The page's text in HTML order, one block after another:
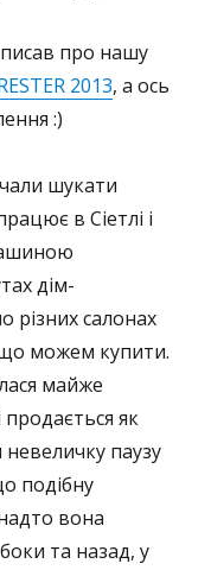
про нашу
2013, а ось
:)
шукати
в Сіетлі і
дім-
різних салонах
можем купити.
майже
як
паузу
подібну
вона
та назад, у